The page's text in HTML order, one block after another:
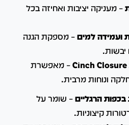
– מעניקה יציבות ואחיזה בכל
– מספקת הגנה
יבשות.
– מאפשרת
ונוחות מרבית.
הרגליים– שומר על
קיצוניות.